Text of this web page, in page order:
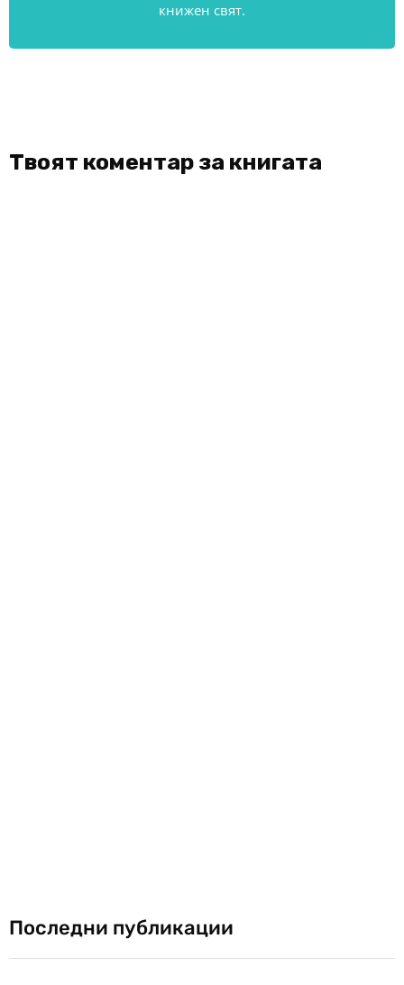
книжен свят.
Твоят коментар за книгата
Последни публикации